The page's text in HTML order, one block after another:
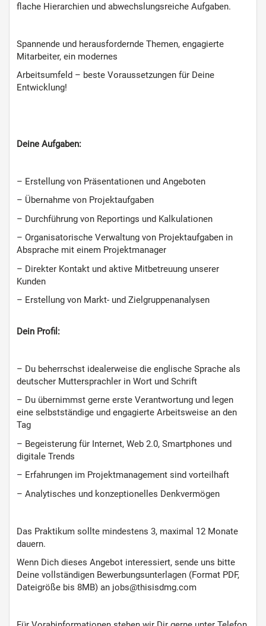
flache Hierarchien und abwechslungsreiche Aufgaben.
Spannende und herausfordernde Themen, engagierte
Mitarbeiter, ein modernes
Arbeitsumfeld – beste Voraussetzungen für Deine
Entwicklung!
Deine Aufgaben:
– Erstellung von Präsentationen und Angeboten
– Übernahme von Projektaufgaben
– Durchführung von Reportings und Kalkulationen
– Organisatorische Verwaltung von Projektaufgaben in
Absprache mit einem Projektmanager
– Direkter Kontakt und aktive Mitbetreuung unserer
Kunden
– Erstellung von Markt- und Zielgruppenanalysen
Dein Profil:
– Du beherrschst idealerweise die englische Sprache als
deutscher Muttersprachler in Wort und Schrift
– Du übernimmst gerne erste Verantwortung und legen
eine selbstständige und engagierte Arbeitsweise an den
Tag
– Begeisterung für Internet, Web 2.0, Smartphones und
digitale Trends
– Erfahrungen im Projektmanagement sind vorteilhaft
– Analytisches und konzeptionelles Denkvermögen
Das Praktikum sollte mindestens 3, maximal 12 Monate
dauern.
Wenn Dich dieses Angebot interessiert, sende uns bitte
Deine vollständigen Bewerbungsunterlagen (Format PDF,
Dateigröße bis 8MB) an jobs@thisisdmg.com